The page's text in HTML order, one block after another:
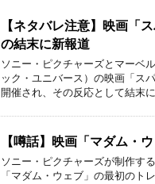
【ネタバレ注意】映画「
の結末に新報道
ソニー・ピクチャーズとマーベ
ック・ユニバース）の映画「ス
開催され、その反応として結末
【噂話】映画「マダム・
ソニー・ピクチャーズが制作す
「マダム・ウェブ」の最初のト